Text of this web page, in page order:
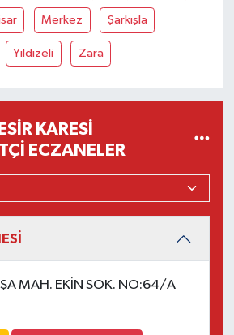
Merkez Şarkışla
Yıldızeli Zara
KARESI
ECZANELER
MAH. EKİN SOK. NO:64/A